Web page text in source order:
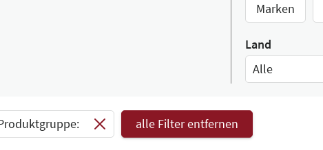
Marken
Land
Alle
alle Filter entfernen